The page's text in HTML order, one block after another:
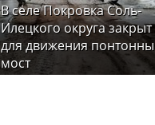
В селе Покровка Соль-
Илецкого округа закрыт
для движения
мост